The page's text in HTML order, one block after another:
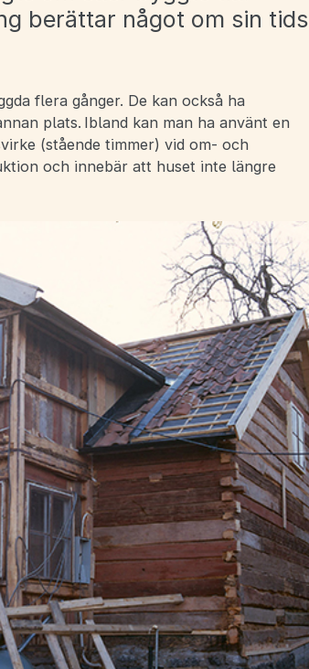
berättar något om sin tids
flera gånger. De kan också ha
plats. Ibland kan man ha använt en
(stående timmer) vid om- och
och innebär att huset inte längre